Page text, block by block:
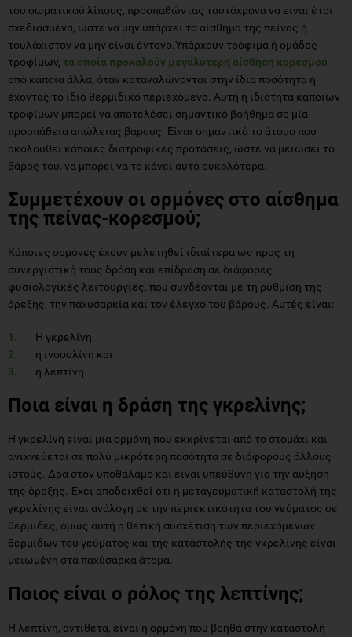
του σωματικού λίπους, προσπαθώντας ταυτόχρονα να είναι έτσι
σχεδιασμένα, ώστε να μην υπάρχει το αίσθημα της πείνας ή
τουλάχιστον να μην είναι έντονο.Υπάρχουν τρόφιμα ή ομάδες
τροφίμων, τα οποία προκαλούν μεγαλύτερη αίσθηση κορεσμού
από κάποια άλλα, όταν καταναλώνονται στην ίδια ποσότητα ή
έχοντας το ίδιο θερμιδικό περιεχόμενο. Αυτή η ιδιότητα κάποιων
τροφίμων μπορεί να αποτελέσει σημαντικό βοήθημα σε μία
προσπάθεια απώλειας βάρους. Είναι σημαντικό το άτομο που
ακολουθεί κάποιες διατροφικές προτάσεις, ώστε να μειώσει το
βάρος του, να μπορεί να το κάνει αυτό ευκολότερα.
Συμμετέχουν οι ορμόνες στο αίσθημα
της πείνας-κορεσμού;
Κάποιες ορμόνες έχουν μελετηθεί ιδιαίτερα ως προς τη
συνεργιστική τους δράση και επίδραση σε διάφορες
φυσιολογικές λειτουργίες, που συνδέονται με τη ρύθμιση της
όρεξης, την παχυσαρκία και τον έλεγχο του βάρους. Αυτές είναι:
Η γκρελίνη
η ινσουλίνη και
η λεπτίνη.
Ποια είναι η δράση της γκρελίνης;
Η γκρελίνη είναι μια ορμόνη που εκκρίνεται από το στομάχι και
ανιχνεύεται σε πολύ μικρότερη ποσότητα σε διάφορους άλλους
ιστούς. Δρα στον υποθάλαμο και είναι υπεύθυνη για την αύξηση
της όρεξης. Έχει αποδειχθεί ότι η μεταγευματική καταστολή της
γκρελίνης είναι ανάλογη με την περιεκτικότητα του γεύματος σε
θερμίδες, όμως αυτή η θετική συσχέτιση των περιεχόμενων
θερμίδων του γεύματος και της καταστολής της γκρελίνης είναι
μειωμένη στα παχύσαρκα άτομα.
Ποιος είναι ο ρόλος της λεπτίνης;
Η λεπτίνη, αντίθετα, είναι η ορμόνη που βοηθά στην καταστολή